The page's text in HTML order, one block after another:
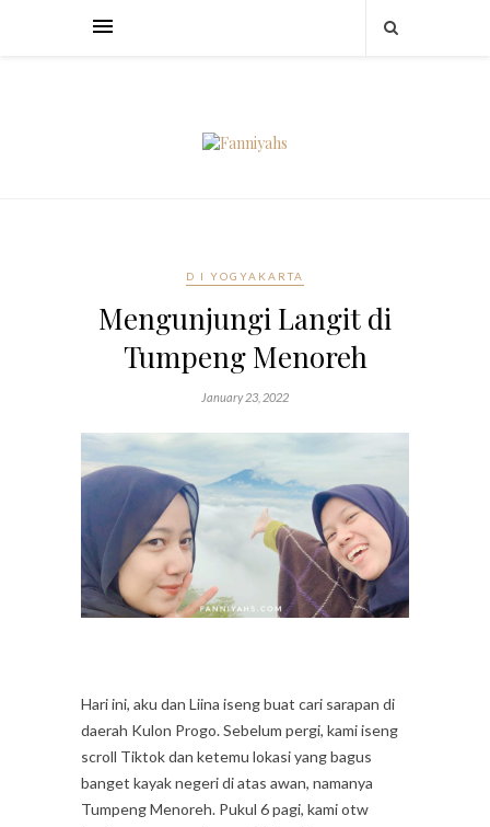
D I YOGYAKARTA
Mengunjungi Langit di
Tumpeng Menoreh
January 23, 2022
Hari ini, aku dan Liina iseng buat cari sarapan di
daerah Kulon Progo. Sebelum pergi, kami iseng
scroll Tiktok dan ketemu lokasi yang bagus
banget kayak negeri di atas awan, namanya
Tumpeng Menoreh. Pukul 6 pagi, kami otw